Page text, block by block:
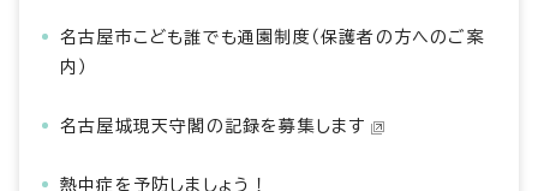
名古屋市こども誰でも通園制度（保護者の方へのご案
内）
名古屋城現天守閣の記録を募集します
熱中症を予防しましょう！